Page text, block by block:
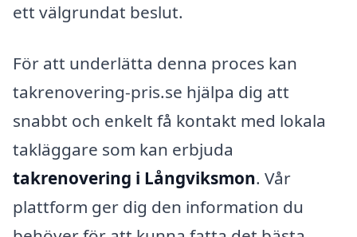
ett välgrundat beslut.
För att underlätta denna proces kan
takrenovering-pris.se hjälpa dig att
snabbt och enkelt få kontakt med lokala
takläggare som kan erbjuda
takrenovering i Långviksmon. Vår
plattform ger dig den information du